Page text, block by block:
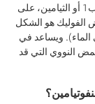
يساعد البنفوتيامين، وهو شكل اصطناعي من فيتامين ب1 أو الثيامين، على
الفوليك هو الشكل
الماء). ويساعد في
النووي التي قد